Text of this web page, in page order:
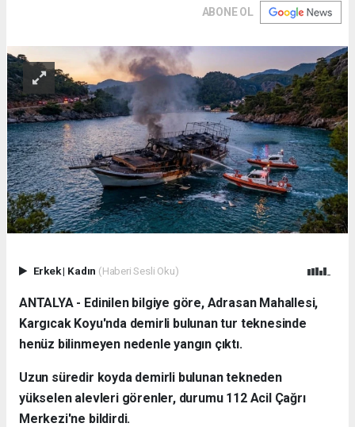
ABONE OL
Erkek| Kadın (Haberi Sesli Oku)
ANTALYA - Edinilen bilgiye göre, Adrasan Mahallesi,
Kargıcak Koyu'nda demirli bulunan tur teknesinde
henüz bilinmeyen nedenle yangın çıktı.
Uzun süredir koyda demirli bulunan tekneden
yükselen alevleri görenler, durumu 112 Acil Çağrı
Merkezi'ne bildirdi.